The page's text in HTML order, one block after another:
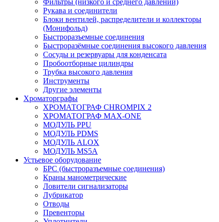
Фильтры (низкого и среднего давлений)
Рукава и соединители
Блоки вентилей, распределители и коллекторы
(Монифольд)
Быстроразъемные соединения
Быстроразёмные соединения высокого давления
Сосуды и резервуары для конденсата
Пробоотборные цилиндры
Трубка высокого давления
Инструменты
Другие элементы
Хроматорграфы
ХРОМАТОГРАФ CHROMPIX 2
ХРОМАТОГРАФ MAX-ONE
МОДУЛЬ PPU
МОДУЛЬ PDMS
МОДУЛЬ ALOX
МОДУЛЬ MS5A
Устьевое оборудование
БРС (быстроразъемные соединения)
Краны манометрические
Ловители сигнализаторы
Лубрикатор
Отводы
Превенторы